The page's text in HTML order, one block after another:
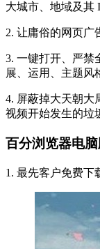
大城市、地域及其
2. 让庸俗的网页广
3. 一键打开、严禁
展、运用、主题风
4. 屏蔽掉大天朝大
视频开始发生的垃
百分浏览器电
1. 最先客户免费下